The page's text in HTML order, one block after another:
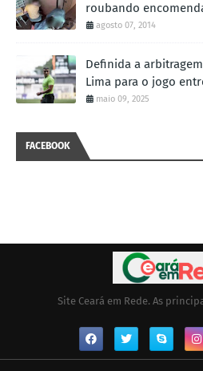
roubando
agosto 07, 2014
Definida a
Lima para o jogo
maio 09, 2025
FACEBOOK
Site Ceará em Rede. As